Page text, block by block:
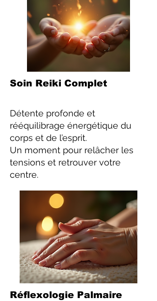
Soin Reiki Complet
Détente profonde et
rééquilibrage énergétique du
corps et de l’esprit.
Un moment pour relâcher les
tensions et retrouver votre
centre.
Réflexologie Palmaire